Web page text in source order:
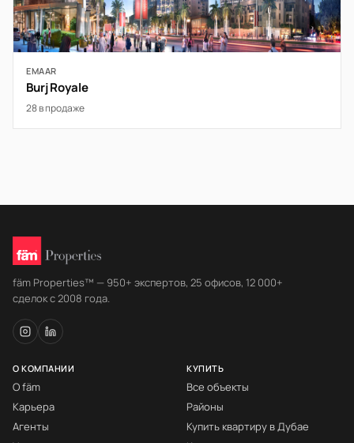
EMAAR
Burj Royale
28 в продаже
fäm Properties™ — 950+ экспертов, 25 офисов, 12 000+
сделок с 2008 года.
О КОМПАНИИ
О fäm
Карьера
Агенты
КУПИТЬ
Все объекты
Районы
Купить квартиру в Дубае